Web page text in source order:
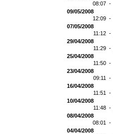
08:07 -
09/05/2008
12:09 -
07/05/2008
11:12 -
29/04/2008
11:29 -
25/04/2008
11:50 -
23/04/2008
09:11 -
16/04/2008
11:51 -
10/04/2008
11:48 -
08/04/2008
08:01 -
04/04/2008